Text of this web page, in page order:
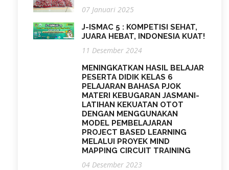
07 Januari 2025
J-ISMAC 5 : KOMPETISI SEHAT,
JUARA HEBAT, INDONESIA KUAT!
11 Desember 2024
MENINGKATKAN HASIL BELAJAR
PESERTA DIDIK KELAS 6
PELAJARAN BAHASA PJOK
MATERI KEBUGARAN JASMANI-
LATIHAN KEKUATAN OTOT
DENGAN MENGGUNAKAN
MODEL PEMBELAJARAN
PROJECT BASED LEARNING
MELALUI PROYEK MIND
MAPPING CIRCUIT TRAINING
04 Desember 2023